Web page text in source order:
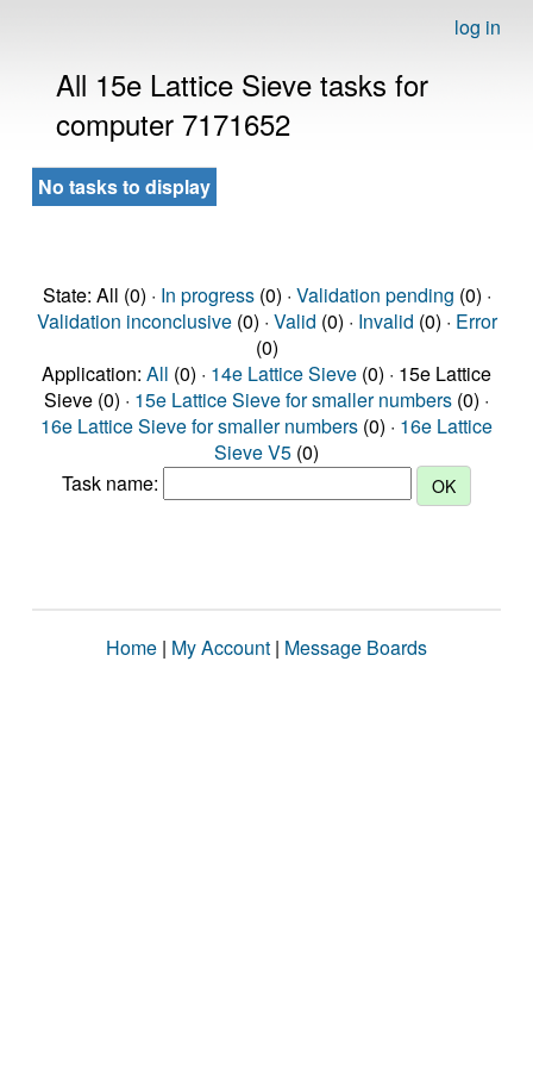
log in
All 15e Lattice Sieve tasks for
computer 7171652
No tasks to display
State: All (0) · In progress(0) · Validation pending (0) ·
Validation inconclusive(0) · Valid (0) · Invalid (0) · Error
(0)
Application: All (0) · 14e Lattice Sieve (0) · 15e Lattice
Sieve (0) · 15e Lattice Sieve for smaller numbers (0) ·
16e Lattice Sieve for smaller numbers (0) · 16e Lattice
Sieve V5 (0)
Task name:
Home | My Account | Message Boards